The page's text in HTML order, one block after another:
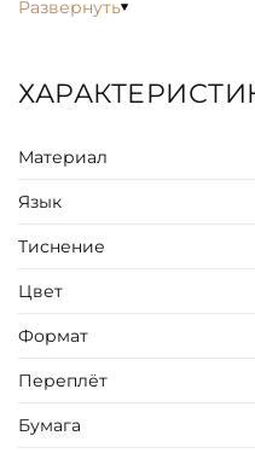
деятелей
Особенности
выполненные методом
Размеры: 22 × 30 см.
Развернуть
Материал
Язык
Тиснение
Цвет
Формат
Переплёт
Бумага